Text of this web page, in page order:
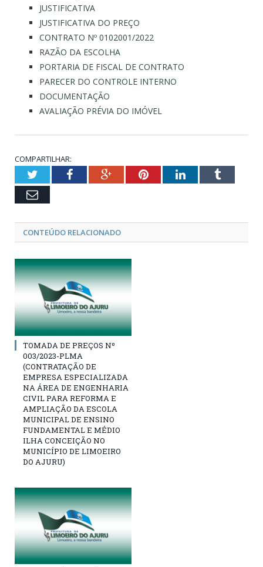
JUSTIFICATIVA
JUSTIFICATIVA DO PREÇO
CONTRATO Nº 0102001/2022
RAZÃO DA ESCOLHA
PORTARIA DE FISCAL DE CONTRATO
PARECER DO CONTROLE INTERNO
DOCUMENTAÇÃO
AVALIAÇÃO PRÉVIA DO IMÓVEL
COMPARTILHAR:
TwitterFacebookGoogle+PinterestLinkedInTumblr
Email
CONTEÚDO RELACIONADO
TOMADA DE PREÇOS Nº
003/2023-PLMA
(CONTRATAÇÃO DE
EMPRESA ESPECIALIZADA
NA ÁREA DE ENGENHARIA
CIVIL PARA REFORMA E
AMPLIAÇÃO DA ESCOLA
MUNICIPAL DE ENSINO
FUNDAMENTAL E MÉDIO
ILHA CONCEIÇÃO NO
MUNICÍPIO DE LIMOEIRO
DO AJURU)